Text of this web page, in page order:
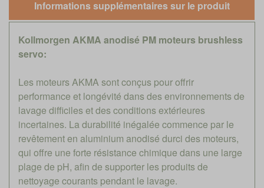
Informations supplémentaires sur le produit
Kollmorgen AKMA anodisé PM moteurs brushless
servo:
Les moteurs AKMA sont conçus pour offrir
performance et longévité dans des environnements de
lavage difficiles et des conditions extérieures
incertaines. La durabilité inégalée commence par le
revêtement en aluminium anodisé durci des moteurs,
qui offre une forte résistance chimique dans une large
plage de pH, afin de supporter les produits de
nettoyage courants pendant le lavage.